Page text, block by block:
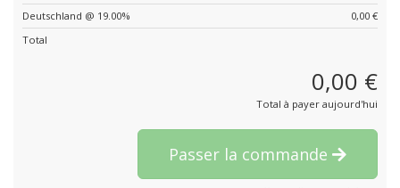
Deutschland @ 19.00%
0,00 €
Total
0,00 €
Total à payer aujourd'hui
Passer la commande